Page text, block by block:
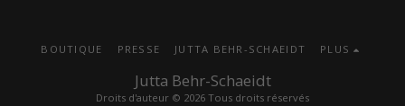
Jutta Behr-Schaeidt
Droits d'auteur © 2026 Tous droits réservés
BOUTIQUE PRESSE JUTTA BEHR-SCHAEIDT PLUS